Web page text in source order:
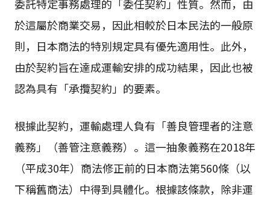
委託特定事務處理的「委任契約」性質。然而，由
於這屬於商業交易，因此相較於日本民法的一般原
則，日本商法的特別規定具有優先適用性。此外，
由於契約旨在達成運輸安排的成功結果，因此也被
認為具有「承攬契約」的要素。
根據此契約，運輸處理人負有「善良管理者的注意
義務」（善管注意義務）。這一抽象義務在2018年
（平成30年）商法修正前的日本商法第560條（以
下稱舊商法）中得到具體化。根據該條款，除非運